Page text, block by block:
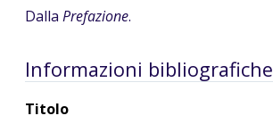
Dalla Prefazione.
Informazioni bibliografiche
Titolo